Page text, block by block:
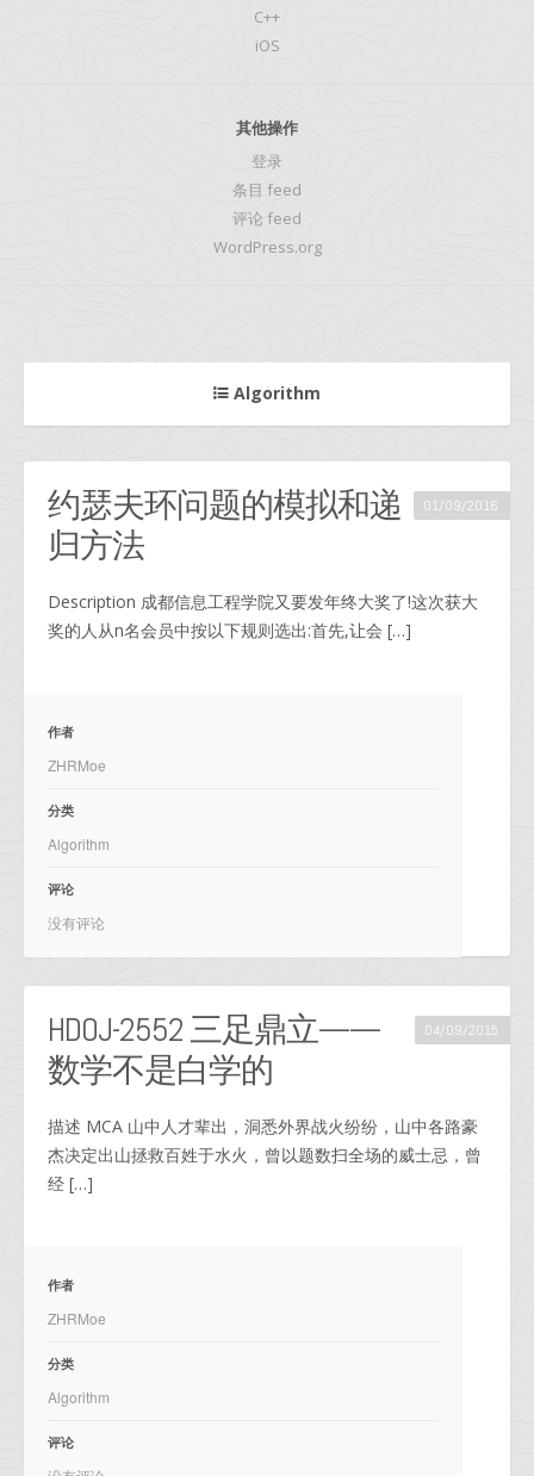
C++
iOS
其他操作
登录
条目 feed
评论 feed
WordPress.org
Algorithm
约瑟夫环问题的模拟和递
归方法
01/09/2016
Description 成都信息工程学院又要发年终大奖了!这次获大
奖的人从n名会员中按以下规则选出:首先,让会 […]
作者
ZHRMoe
分类
Algorithm
评论
没有评论
HDOJ-2552 三足鼎立——
数学不是白学的
04/09/2015
描述 MCA 山中人才辈出，洞悉外界战火纷纷，山中各路豪
杰决定出山拯救百姓于水火，曾以题数扫全场的威士忌，曾
经 […]
作者
ZHRMoe
分类
Algorithm
评论